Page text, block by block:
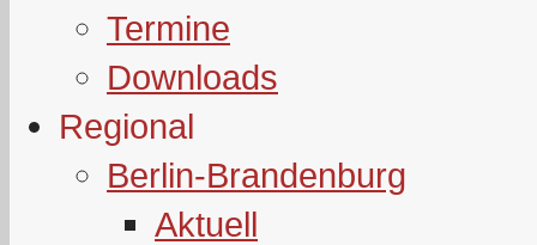
Termine
Downloads
Regional
Berlin-Brandenburg
Aktuell